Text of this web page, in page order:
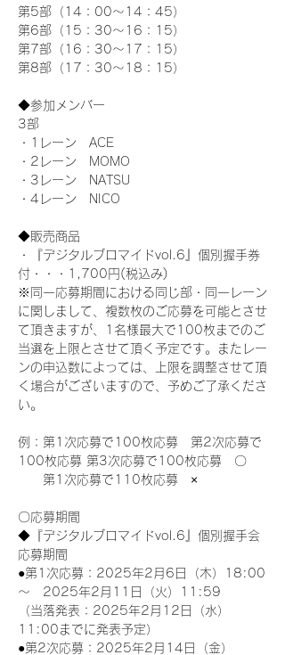
第5部（14：00～14：45）
第6部（15：30～16：15）
第7部（16：30～17：15）
第8部（17：30～18：15）
◆参加メンバー
3部
・1レーン　ACE
・2レーン　MOMO
・3レーン　NATSU
・4レーン　NICO
◆販売商品
・『デジタルブロマイドvol.6』個別握手券
付・・・1,700円(税込み)
※同一応募期間における同じ部・同一レーン
に関しまして、複数枚のご応募を可能とさせ
て頂きますが、1名様最大で100枚までのご
当選を上限とさせて頂く予定です。またレー
ンの申込数によっては、上限を調整させて頂
く場合がございますので、予めご了承くださ
い。
例：第1次応募で100枚応募　第2次応募で
100枚応募 第3次応募で100枚応募　〇
第1次応募で110枚応募　×
〇応募期間
◆『デジタルブロマイドvol.6』個別握手会
応募期間
●第1次応募：2025年2月6日（木）18:00
～　2025年2月11日（火）11:59
（当落発表：2025年2月12日（水）
11:00までに発表予定）
●第2次応募：2025年2月14日（金）